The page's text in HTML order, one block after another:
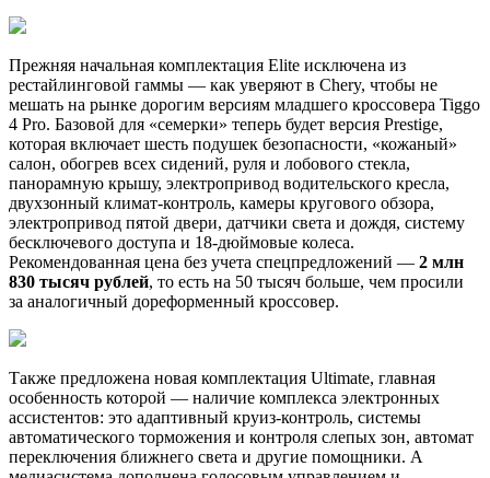
Прежняя начальная комплектация Elite исключена из
рестайлинговой гаммы — как уверяют в Chery, чтобы не
мешать на рынке дорогим версиям младшего кроссовера Tiggo
4 Pro. Базовой для «семерки» теперь будет версия Prestige,
которая включает шесть подушек безопасности, «кожаный»
салон, обогрев всех сидений, руля и лобового стекла,
панорамную крышу, электропривод водительского кресла,
двухзонный климат-контроль, камеры кругового обзора,
электропривод пятой двери, датчики света и дождя, систему
бесключевого доступа и 18-дюймовые колеса.
Рекомендованная цена без учета спецпредложений — 2 млн
830 тысяч рублей, то есть на 50 тысяч больше, чем просили
за аналогичный дореформенный кроссовер.
Также предложена новая комплектация Ultimate, главная
особенность которой — наличие комплекса электронных
ассистентов: это адаптивный круиз-контроль, системы
автоматического торможения и контроля слепых зон, автомат
переключения ближнего света и другие помощники. А